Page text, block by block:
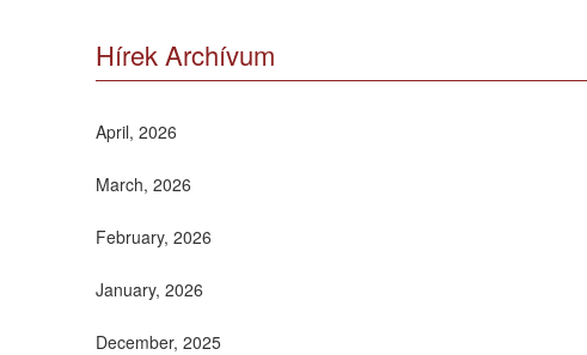
Hírek Archívum
April, 2026
March, 2026
February, 2026
January, 2026
December, 2025